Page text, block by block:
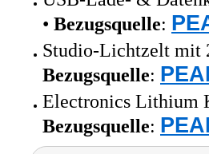
• Bezugsquelle:
Studio-Lichtzelt mit
Bezugsquelle:
Electronics Lithium
Bezugsquelle: